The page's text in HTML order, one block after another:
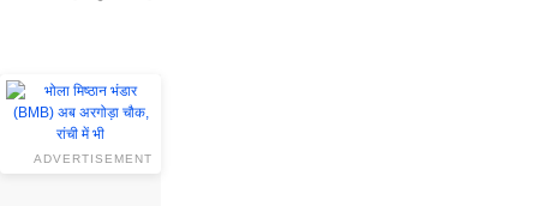
ADVERTISEMENT